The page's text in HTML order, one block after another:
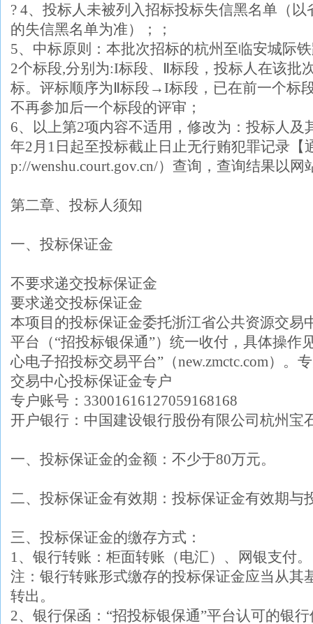
? 4、投标人未被列入招标投标失信黑名单（
的失信黑名单为准）；；
5、 中标原则：本批次招标的杭州至临安城际
2个标段,分别为:I标段、Ⅱ标段，投标人在该批
标。评标顺序为Ⅱ标段→I标段，已在前一个标
不再参加后一个标段的评审；
6、以上第2项内容不适用，修改为：投标人及
年2月1日起至投标截止日止无行贿犯罪记录【
p://wenshu.court.gov.cn/）查询，查询结果以
第二章、投标人须知
一、投标保证金
不要求递交投标保证金
要求递交投标保证金
本项目的投标保证金委托浙江省公共资源交易
平台（“招投标银保通”）统一收付，具体操作
心电子招投标交易平台”（new.zmctc.com）。
交易中心投标保证金专户
专户账号：33001616127059168168
开户银行：中国建设银行股份有限公司杭州宝
一、投标保证金的金额：不少于80万元。
二、投标保证金有效期：投标保证金有效期与
三、投标保证金的缴存方式：
1、银行转账：柜面转账（电汇）、网银支付。
注：银行转账形式缴存的投标保证金应当从其
转出。
2、银行保函：“招投标银保通”平台认可的银